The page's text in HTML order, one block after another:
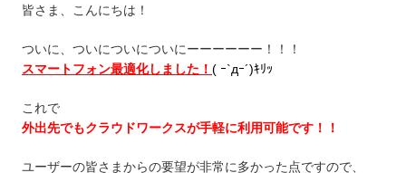
皆さま、こんにちは！
ついに、ついについについにーーーーーー！！！
スマートフォン最適化しました！ ( ｰ`дｰ´)ｷﾘｯ
これで
外出先でもクラウドワークスが手軽に利用可能です！！
ユーザーの皆さまからの要望が非常に多かった点ですので、